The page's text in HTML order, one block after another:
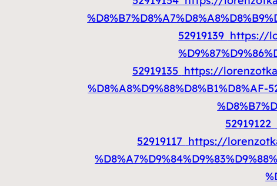
52919139 https://
52919135 https://
%D8%A8%D9%88%D8%B1%D8%AF-
52919122
52919117 https://